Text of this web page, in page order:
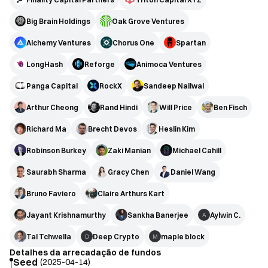
Big Brain Holdings Oak Grove Ventures
Alchemy Ventures Chorus One Spartan
LongHash Reforge Animoca Ventures
Panga Capital RockX Sandeep Nailwal
Arthur Cheong Rand Hindi Will Price Ben Fisch
Richard Ma Brecht Devos Heslin Kim
Robinson Burkey Zaki Manian Michael Cahill
Saurabh Sharma Gracy Chen Daniel Wang
Bruno Faviero Claire Arthurs Kart
Jayant Krishnamurthy Sankha Banerjee A Aylwin C.
Tal Tchwella D Deep Crypto M maple block
Detalhes da arrecadação de fundos
Seed (2025-04-14)